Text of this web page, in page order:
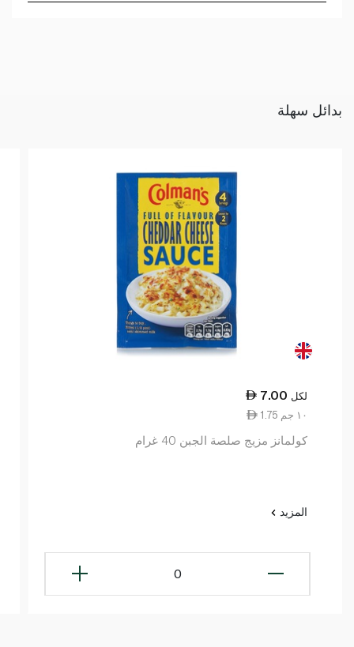
بدائل سهلة
7.00 لكل
1.75 ١٠ جم
كولمانز مزيج صلصة الجبن 40 غرام
المزيد
0